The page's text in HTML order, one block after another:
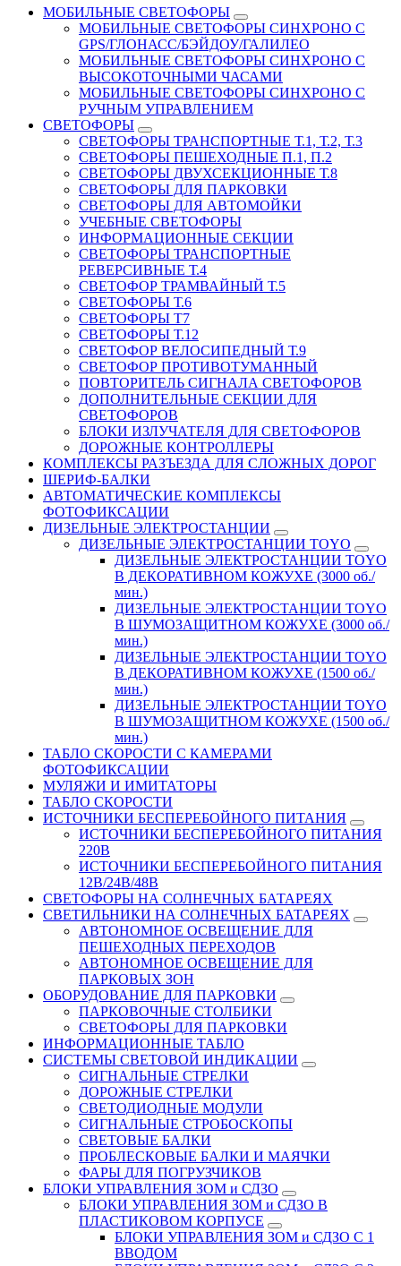
МОБИЛЬНЫЕ СВЕТОФОРЫ
МОБИЛЬНЫЕ СВЕТОФОРЫ СИНХРОНО С
GPS/ГЛОНАСС/БЭЙДОУ/ГАЛИЛЕО
МОБИЛЬНЫЕ СВЕТОФОРЫ СИНХРОНО С
ВЫСОКОТОЧНЫМИ ЧАСАМИ
МОБИЛЬНЫЕ СВЕТОФОРЫ СИНХРОНО С
РУЧНЫМ УПРАВЛЕНИЕМ
СВЕТОФОРЫ
СВЕТОФОРЫ ТРАНСПОРТНЫЕ Т.1, Т.2, Т.3
СВЕТОФОРЫ ПЕШЕХОДНЫЕ П.1, П.2
СВЕТОФОРЫ ДВУХСЕКЦИОННЫЕ Т.8
СВЕТОФОРЫ ДЛЯ ПАРКОВКИ
СВЕТОФОРЫ ДЛЯ АВТОМОЙКИ
УЧЕБНЫЕ СВЕТОФОРЫ
ИНФОРМАЦИОННЫЕ СЕКЦИИ
СВЕТОФОРЫ ТРАНСПОРТНЫЕ
РЕВЕРСИВНЫЕ Т.4
СВЕТОФОР ТРАМВАЙНЫЙ Т.5
СВЕТОФОРЫ Т.6
СВЕТОФОРЫ Т7
СВЕТОФОРЫ Т.12
СВЕТОФОР ВЕЛОСИПЕДНЫЙ Т.9
СВЕТОФОР ПРОТИВОТУМАННЫЙ
ПОВТОРИТЕЛЬ СИГНАЛА СВЕТОФОРОВ
ДОПОЛНИТЕЛЬНЫЕ СЕКЦИИ ДЛЯ
СВЕТОФОРОВ
БЛОКИ ИЗЛУЧАТЕЛЯ ДЛЯ СВЕТОФОРОВ
ДОРОЖНЫЕ КОНТРОЛЛЕРЫ
КОМПЛЕКСЫ РАЗЪЕЗДА ДЛЯ СЛОЖНЫХ ДОРОГ
ШЕРИФ-БАЛКИ
АВТОМАТИЧЕСКИЕ КОМПЛЕКСЫ
ФОТОФИКСАЦИИ
ДИЗЕЛЬНЫЕ ЭЛЕКТРОСТАНЦИИ
ДИЗЕЛЬНЫЕ ЭЛЕКТРОСТАНЦИИ TOYO
ДИЗЕЛЬНЫЕ ЭЛЕКТРОСТАНЦИИ TOYO
В ДЕКОРАТИВНОМ КОЖУХЕ (3000 об./
мин.)
ДИЗЕЛЬНЫЕ ЭЛЕКТРОСТАНЦИИ TOYO
В ШУМОЗАЩИТНОМ КОЖУХЕ (3000 об./
мин.)
ДИЗЕЛЬНЫЕ ЭЛЕКТРОСТАНЦИИ TOYO
В ДЕКОРАТИВНОМ КОЖУХЕ (1500 об./
мин.)
ДИЗЕЛЬНЫЕ ЭЛЕКТРОСТАНЦИИ TOYO
В ШУМОЗАЩИТНОМ КОЖУХЕ (1500 об./
мин.)
ТАБЛО СКОРОСТИ С КАМЕРАМИ
ФОТОФИКСАЦИИ
МУЛЯЖИ И ИМИТАТОРЫ
ТАБЛО СКОРОСТИ
ИСТОЧНИКИ БЕСПЕРЕБОЙНОГО ПИТАНИЯ
ИСТОЧНИКИ БЕСПЕРЕБОЙНОГО ПИТАНИЯ
220В
ИСТОЧНИКИ БЕСПЕРЕБОЙНОГО ПИТАНИЯ
12В/24В/48В
СВЕТОФОРЫ НА СОЛНЕЧНЫХ БАТАРЕЯХ
СВЕТИЛЬНИКИ НА СОЛНЕЧНЫХ БАТАРЕЯХ
АВТОНОМНОЕ ОСВЕЩЕНИЕ ДЛЯ
ПЕШЕХОДНЫХ ПЕРЕХОДОВ
АВТОНОМНОЕ ОСВЕЩЕНИЕ ДЛЯ
ПАРКОВЫХ ЗОН
ОБОРУДОВАНИЕ ДЛЯ ПАРКОВКИ
ПАРКОВОЧНЫЕ СТОЛБИКИ
СВЕТОФОРЫ ДЛЯ ПАРКОВКИ
ИНФОРМАЦИОННЫЕ ТАБЛО
CИСТЕМЫ СВЕТОВОЙ ИНДИКАЦИИ
СИГНАЛЬНЫЕ СТРЕЛКИ
ДОРОЖНЫЕ СТРЕЛКИ
СВЕТОДИОДНЫЕ МОДУЛИ
СИГНАЛЬНЫЕ СТРОБОСКОПЫ
СВЕТОВЫЕ БАЛКИ
ПРОБЛЕСКОВЫЕ БАЛКИ И МАЯЧКИ
ФАРЫ ДЛЯ ПОГРУЗЧИКОВ
БЛОКИ УПРАВЛЕНИЯ ЗОМ и СДЗО
БЛОКИ УПРАВЛЕНИЯ ЗОМ и СДЗО В
ПЛАСТИКОВОМ КОРПУСЕ
БЛОКИ УПРАВЛЕНИЯ ЗОМ и СДЗО С 1
ВВОДОМ